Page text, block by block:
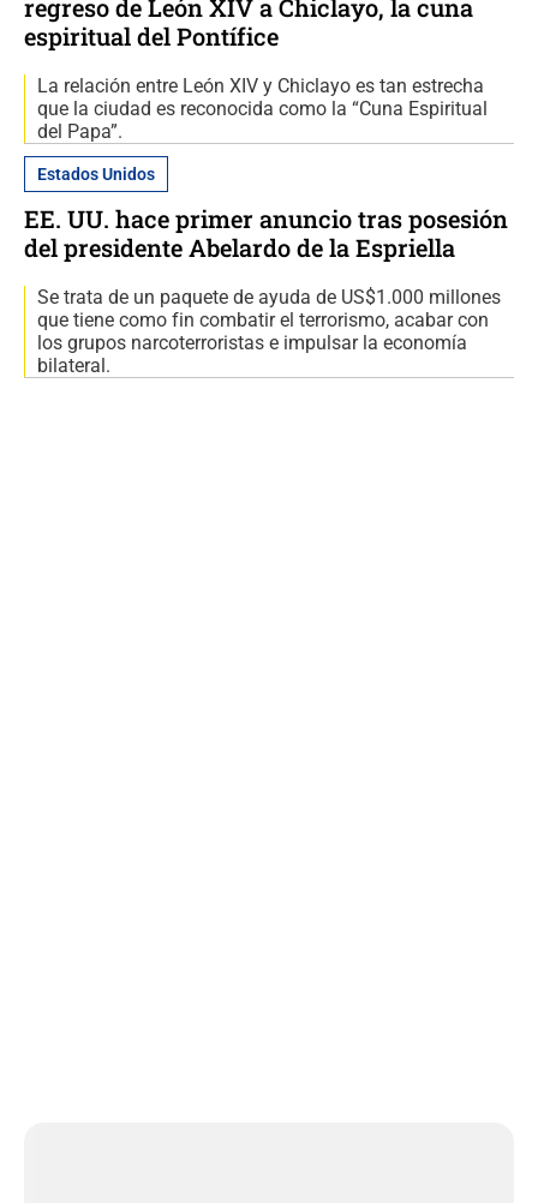
regreso de León XIV a Chiclayo, la cuna
espiritual del Pontífice
La relación entre León XIV y Chiclayo es tan estrecha
que la ciudad es reconocida como la “Cuna Espiritual
del Papa”.
Estados Unidos
EE. UU. hace primer anuncio tras posesión
del presidente Abelardo de la Espriella
Se trata de un paquete de ayuda de US$1.000 millones
que tiene como fin combatir el terrorismo, acabar con
los grupos narcoterroristas e impulsar la economía
bilateral.